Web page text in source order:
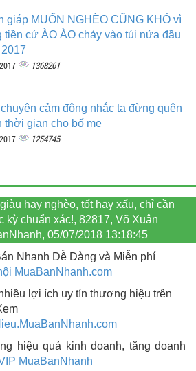
giáp MUỐN NGHÈO CŨNG KHÓ vì
tiền cứ ÀO ÀO chảy vào túi nửa đầu
1368261
cảm động nhắc ta đừng quên
thời gian cho bố mẹ
1254745
hay nghèo, tốt hay xấu, chỉ cần
kỳ chuẩn xác!, 82817, Võ Xuân
05/07/2018 13:18:45
Nhanh Dễ Dàng và Miễn phí
MuaBanNhanh.com
lợi ích uy tín thương hiệu trên
com
hiệu quả kinh doanh, tăng doanh
MuaBanNhanh